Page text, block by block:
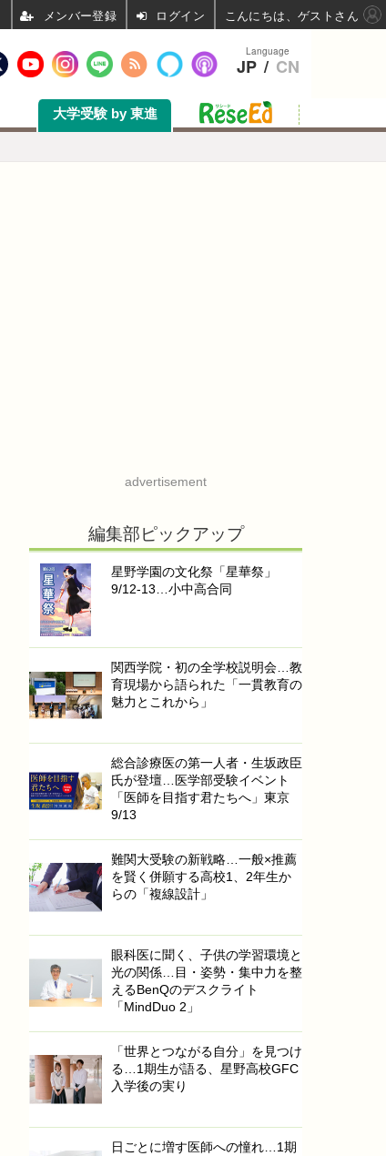
大学受験 by 東進
advertisement
編集部ピックアップ
星野学園の文化祭「星華祭」
9/12-13…小中高合同
関西学院・初の全学校説明会…教
育現場から語られた「一貫教育の
魅力とこれから」
総合診療医の第一人者・生坂政臣
氏が登壇…医学部受験イベント
「医師を目指す君たちへ」東京
9/13
難関大受験の新戦略…一般×推薦
を賢く併願する高校1、2年生か
らの「複線設計」
眼科医に聞く、子供の学習環境と
光の関係…目・姿勢・集中力を整
えるBenQのデスクライト
「MindDuo 2」
「世界とつながる自分」を見つけ
る…1期生が語る、星野高校GFC
入学後の実り
日ごとに増す医師への憧れ…1期
Language
JP / CN
ログイン こんにちは、ゲストさん